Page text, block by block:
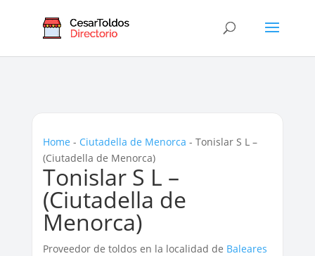
Home - Ciutadella de Menorca - Tonislar S L –
(Ciutadella de Menorca)
Tonislar S L –
(Ciutadella de
Menorca)
Proveedor de toldos en la localidad de Baleares